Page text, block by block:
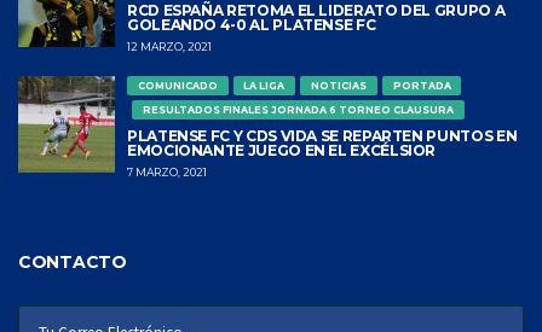
RCD ESPAÑA RETOMA EL LIDERATO DEL GRUPO A
GOLEANDO 4-0 AL PLATENSE FC
12 MARZO, 2021
COMUNICADO LA LIGA NOTICIAS
PORTADA
RESULTADOS FINALES JORNADA 6 TORNEO CLAUSURA
PLATENSE FC Y CDS VIDA SE REPARTEN PUNTOS EN
EMOCIONANTE JUEGO EN EL EXCÉLSIOR
7 MARZO, 2021
CONTACTO